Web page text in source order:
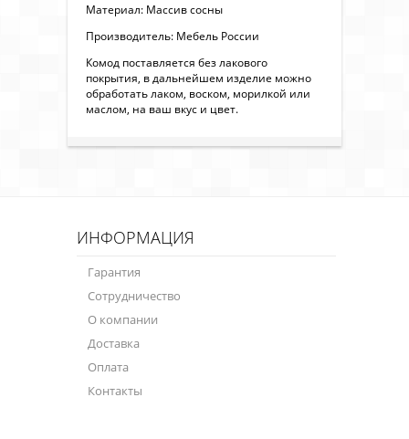
Материал: Массив сосны
Производитель: Мебель России
Комод поставляется без лакового
покрытия, в дальнейшем изделие можно
обработать лаком, воском, морилкой или
маслом, на ваш вкус и цвет.
ИНФОРМАЦИЯ
Гарантия
Сотрудничество
О компании
Доставка
Оплата
Контакты